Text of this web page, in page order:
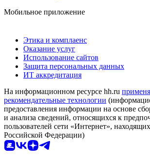
Мобильное приложение
Этика и комплаенс
Оказание услуг
Использование сайтов
Защита персональных данных
ИТ аккредитация
На информационном ресурсе hh.ru
рекомендательные технологии
предоставления информации на основе
и анализа сведений, относящихся к
пользователей сети «Интернет»,
Российской Федерации)